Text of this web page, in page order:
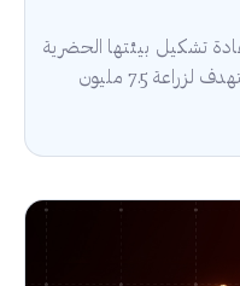
تشكيل بيئتها الحضرية
ضمن مشروع "الرياض الخضراء" المستهدف لزراعة 7.5 مليون